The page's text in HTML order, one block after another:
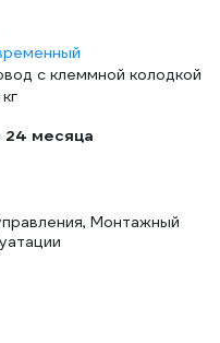
с клеммной колодкой
24 месяца
Монтажный